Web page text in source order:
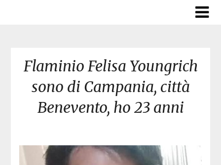
Flaminio Felisa Youngrich
sono di Campania, città
Benevento, ho 23 anni